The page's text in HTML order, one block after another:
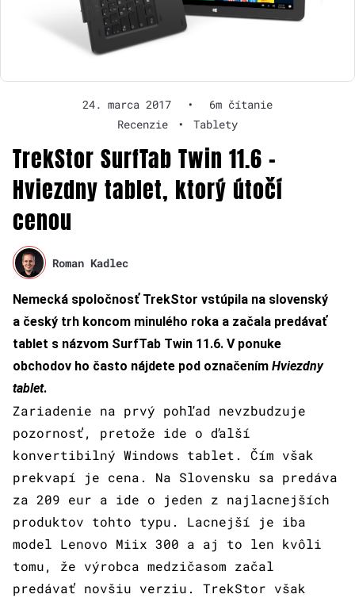
24. marca 2017 •
6m čítanie
Recenzie
• Tablety
TrekStor SurfTab Twin 11.6 –
Hviezdny tablet, ktorý útočí
cenou
Roman Kadlec
Nemecká spoločnosť TrekStor vstúpila na slovenský
a český trh koncom minulého roka a začala predávať
tablet s názvom SurfTab Twin 11.6. V ponuke
obchodov ho často nájdete pod označením Hviezdny
tablet.
Zariadenie na prvý pohľad nevzbudzuje
pozornosť, pretože ide o ďalší
konvertibilný Windows tablet. Čím však
prekvapí je cena. Na Slovensku sa predáva
za 209 eur a ide o jeden z najlacnejších
produktov tohto typu. Lacnejší je iba
model Lenovo Miix 300 a aj to len kvôli
tomu, že výrobca medzičasom začal
predávať novšiu verziu. TrekStor však